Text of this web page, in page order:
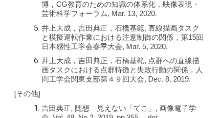
博，CG教育のための知識の体系化，映像表現・
芸術科学フォーラム, Mar. 13, 2020.
井上大成，吉田典正，石橋基範, 直線描画タスク
と模擬運転作業における注意制御の関係，第15回
日本感性工学会春季大会, Mar. 5, 2020.
井上大成，吉田典正，石橋基範, 点群への直線描
画タスクにおける点群特徴と失敗行動の関係，人
間工学会関東支部第４９回大会, Dec. 8, 2019.
[その他]
吉田典正, 随想 見えない「てこ」, 画像電子学